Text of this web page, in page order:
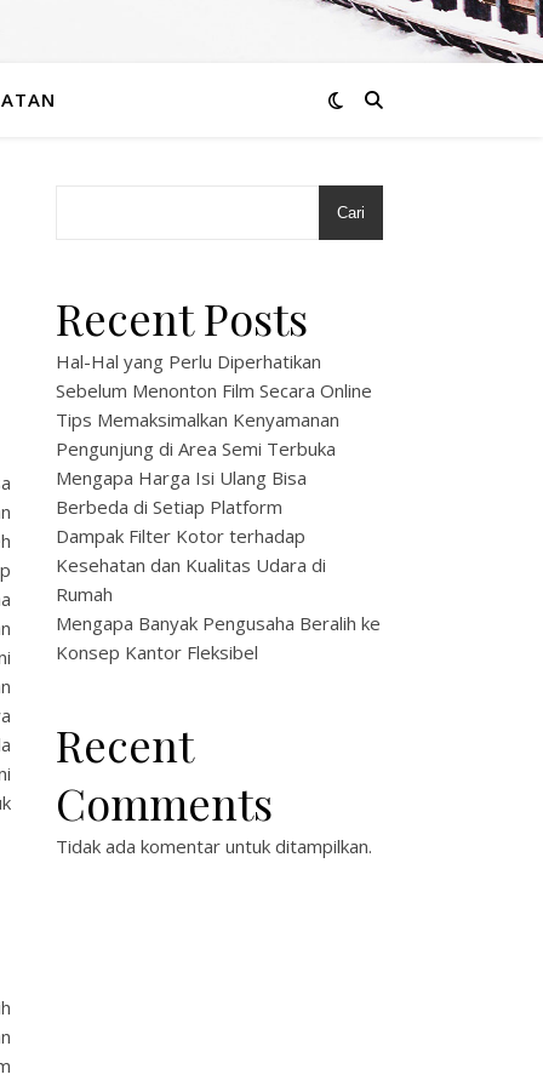
Cari
Recent Posts
Hal-Hal yang Perlu Diperhatikan
Sebelum Menonton Film Secara Online
Tips Memaksimalkan Kenyamanan
Pengunjung di Area Semi Terbuka
Mengapa Harga Isi Ulang Bisa
Berbeda di Setiap Platform
Dampak Filter Kotor terhadap
Kesehatan dan Kualitas Udara di
Rumah
Mengapa Banyak Pengusaha Beralih ke
Konsep Kantor Fleksibel
Recent
Comments
Tidak ada komentar untuk ditampilkan.